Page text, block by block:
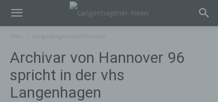
Archivar von Hannover 96
spricht in der vhs
Langenhagen